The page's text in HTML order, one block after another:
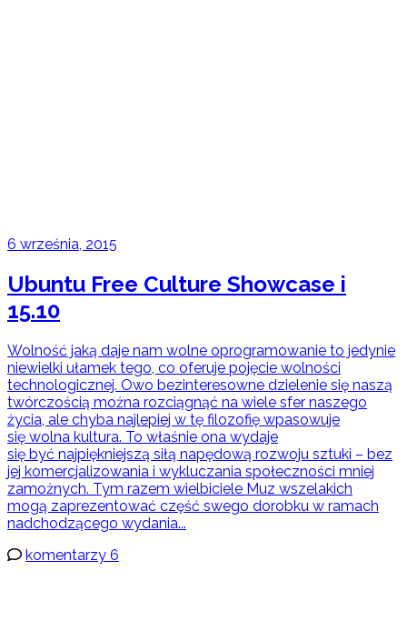
6 września, 2015
Ubuntu Free Culture Showcase i
15.10
Wolność jaką daje nam wolne oprogramowanie to jedynie
niewielki ułamek tego, co oferuje pojęcie wolności
technologicznej. Owo bezinteresowne dzielenie się naszą
twórczością można rozciągnąć na wiele sfer naszego
życia, ale chyba najlepiej w tę filozofię wpasowuje
się wolna kultura. To właśnie ona wydaje
się być najpiękniejszą siłą napędową rozwoju sztuki – bez
jej komercjalizowania i wykluczania społeczności mniej
zamożnych. Tym razem wielbiciele Muz wszelakich
mogą zaprezentować część swego dorobku w ramach
nadchodzącego wydania...
komentarzy 6